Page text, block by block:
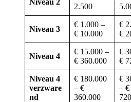
2.500
Niveau 3
€ 1.000 –
€ 10.000
€
€
Niveau 4
€ 15.000 –
€ 360.000
€
€
Niveau 4
verzware
nd
€ 180.000
– €
360.000
€
– €